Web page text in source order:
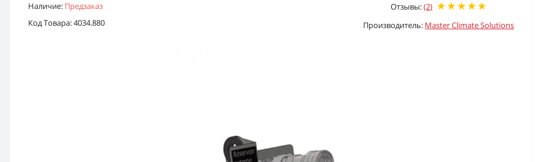
Наличие: Предзаказ
Код Товара: 4034.880
Отзывы:(2)
Производитель: Master Climate Solutions